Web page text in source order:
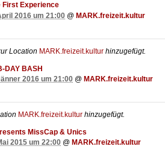
First Experience
2016 um 21:00 @ MARK.freizeit.kultur
Location MARK.freizeit.kultur hinzugefügt.
DAY BASH
2016 um 21:00 @ MARK.freizeit.kultur
MARK.freizeit.kultur hinzugefügt.
MissCap & Unics
2015 um 22:00 @ MARK.freizeit.kultur